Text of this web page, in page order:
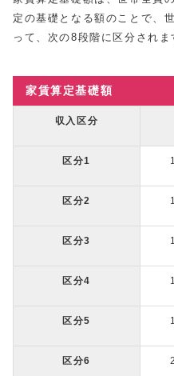
定の基礎となる額のことで、
って、次の8段階に区分されま
家賃算定基礎額
収入区分
区分1
区分2
区分3
区分4
区分5
区分6